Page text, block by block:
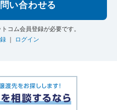
い合わせる
コム会員登録が必要です。
ログイン